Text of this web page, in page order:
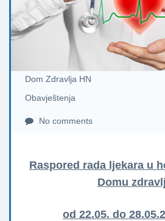
Dom Zdravlja HN
Obavještenja
No comments
Raspored rada ljekara u
Domu
od 22.05. do